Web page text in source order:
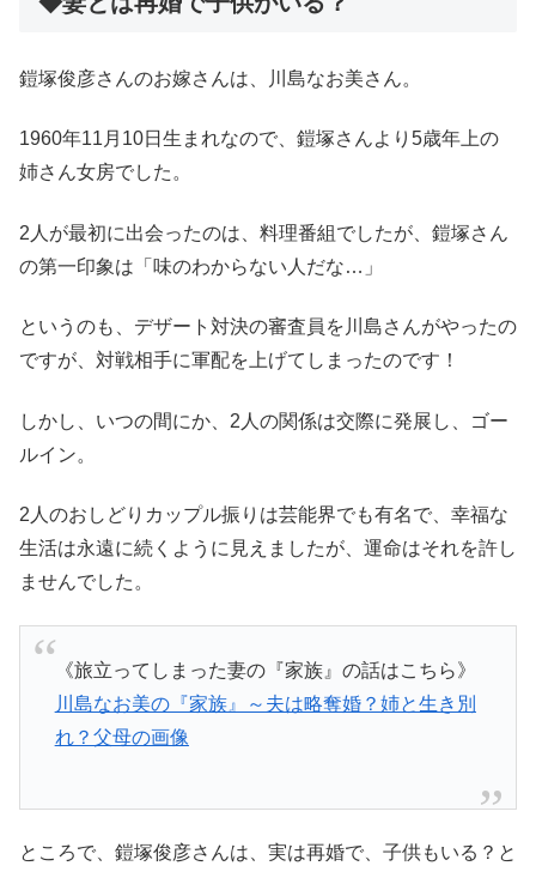
鎧塚俊彦さんのお嫁さんは、川島なお美さん。
1960年11月10日生まれなので、鎧塚さんより5歳年上の
姉さん女房でした。
2人が最初に出会ったのは、料理番組でしたが、鎧塚さん
の第一印象は「味のわからない人だな…」
というのも、デザート対決の審査員を川島さんがやったの
ですが、対戦相手に軍配を上げてしまったのです！
しかし、いつの間にか、2人の関係は交際に発展し、ゴー
ルイン。
2人のおしどりカップル振りは芸能界でも有名で、幸福な
生活は永遠に続くように見えましたが、運命はそれを許し
ませんでした。
《旅立ってしまった妻の『家族』の話はこちら》
川島なお美の『家族』～夫は略奪婚？姉と生き別
れ？父母の画像
ところで、鎧塚俊彦さんは、実は再婚で、子供もいる？と